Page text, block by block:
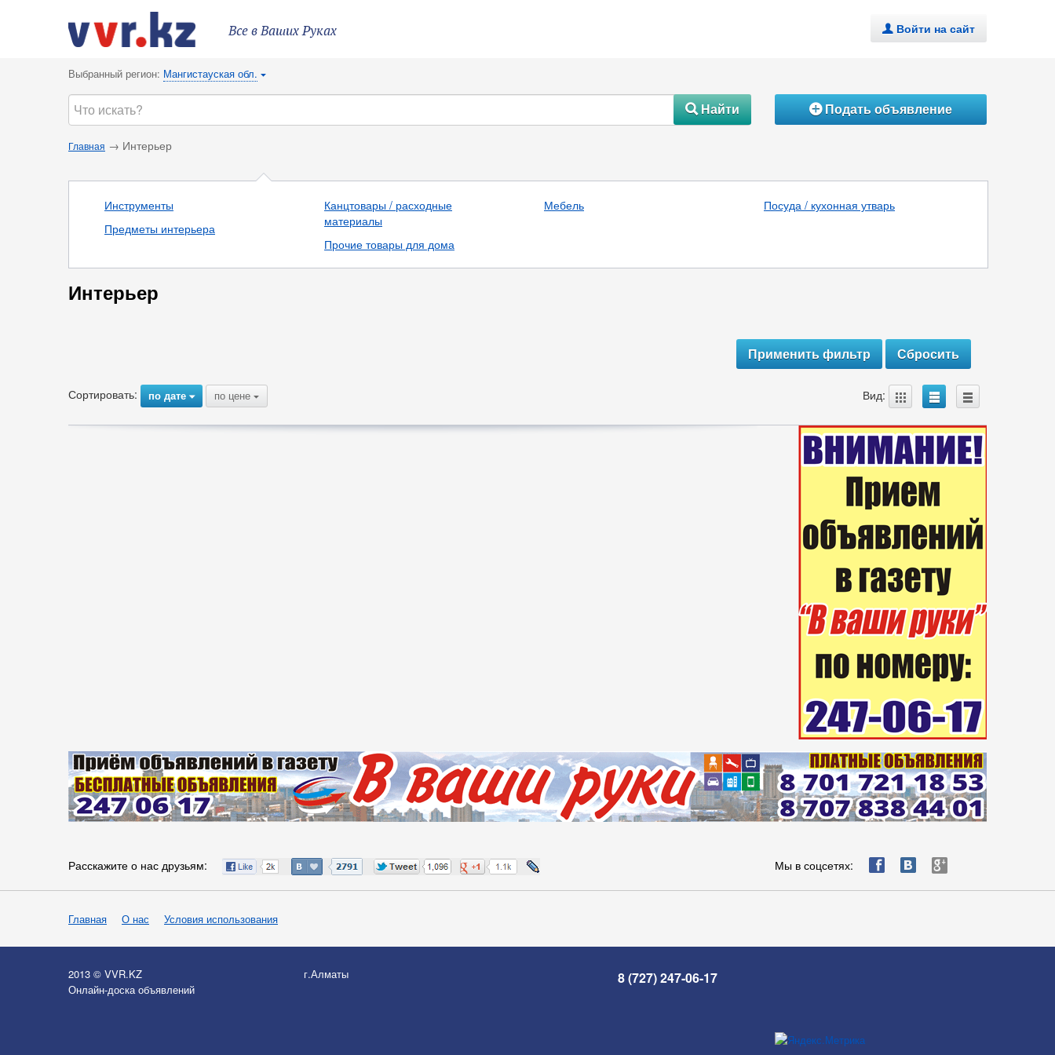
Все в Ваших Руках . Войти на сайт
Выбранный регион: Мангистауская обл. {
#Найти ÁПодать объявление
Главная → Интерьер
Инструменты
Предметы интерьера
Канцтовары / расходные
материалы
Прочие товары для дома
Мебель Посуда / кухонная утварь
Интерьер
Сортировать: по дате{ по цене { Вид: A B C
Расскажите о нас друзьям: Мы в соцсетях: ä æ è
Главная О нас Условия использования
2013 © VVR.KZ
Онлайн-доска объявлений
г.Алматы 8 (727) 247-06-17